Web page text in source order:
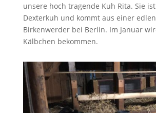
unsere hoch tragende Kuh Rita. Sie
Dexterkuh und kommt aus einer
Birkenwerder bei Berlin. Im Januar
Kälbchen bekommen.